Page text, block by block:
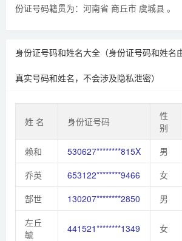
份证号码籍贯为：河南省 商丘市 虞城县 。
身份证号码和姓名大全（身份证号码和姓名
真实号码和姓名，不会涉及隐私泄密）
姓 名 身份证号码
性
别
赖和 530627********815X 男
乔英
653122********9466 女
郜世
130207********2850 男
左丘
毓
441521********1349 女